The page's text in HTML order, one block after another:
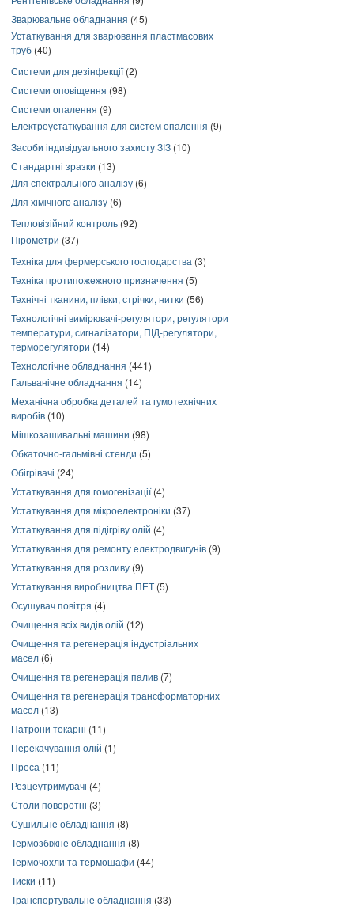
Зварювальне обладнання (45)
Устаткування для зварювання пластмасових
труб (40)
Системи для дезінфекції(2)
Системи оповіщення (98)
Системи опалення (9)
Електроустаткування для систем опалення (9)
Засоби індивідуального захисту ЗІЗ (10)
Стандартні зразки (13)
Для спектрального аналізу (6)
Для хімічного аналізу (6)
Тепловізійний контроль (92)
Пірометри (37)
Техніка для фермерського господарства (3)
Техніка протипожежного призначення (5)
Технічні тканини, плівки, стрічки, нитки (56)
Технологічні вимірювачі-регулятори, регулятори
температури, сигналізатори, ПІД-регулятори,
терморегулятори (14)
Технологічне обладнання (441)
Гальванічне обладнання (14)
Механічна обробка деталей та гумотехнічних
виробів (10)
Мішкозашивальні машини (98)
Обкаточно-гальмівні стенди (5)
Обігрівачі (24)
Устаткування для гомогенізації(4)
Устаткування для мікроелектроніки (37)
Устаткування для підігріву олій (4)
Устаткування для ремонту електродвигунів (9)
Устаткування для розливу (9)
Устаткування виробництва ПЕТ (5)
Осушувач повітря (4)
Очищення всіх видів олій (12)
Очищення та регенерація індустріальних
масел (6)
Очищення та регенерація палив (7)
Очищення та регенерація трансформаторних
масел (13)
Патрони токарні (11)
Перекачування олій (1)
Преса (11)
Резцеутримувачі (4)
Столи поворотні (3)
Сушильне обладнання (8)
Термозбіжне обладнання (8)
Термочохли та термошафи (44)
Тиски (11)
Транспортувальне обладнання (33)